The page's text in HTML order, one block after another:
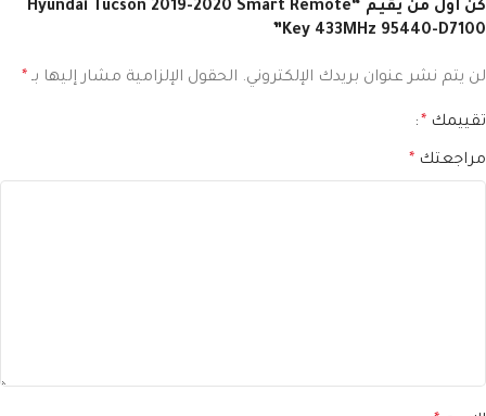
كن أول من يقيم “Hyundai Tucson 2019-2020 Smart Remote
Key 433MHz 95440-D7100”
لن يتم نشر عنوان بريدك الإلكتروني. الحقول الإلزامية مشار إليها بـ *
تقييمك *
مراجعتك *